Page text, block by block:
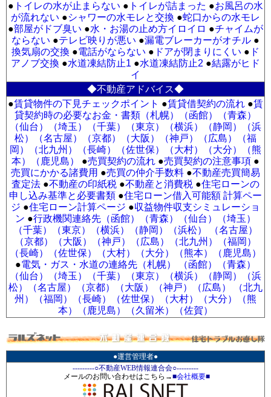
● トイレの水が止まらない ● トイレが詰まった ●お風呂の水
が流れない ●シャワーの水モレと交換 ●蛇口からの水モレ
●部屋がドブ臭い ●水・お湯の止め方イロイロ ●チャイムが
ならない ●テレビ映りが悪い ●漏電ブレーカーがオチル ●
換気扇の交換 ●電話がならない ● ドアが閉まりにくい ● ド
アノブ交換 ●水道凍結防止1 ●水道凍結防止2 ●結露がヒド
イ
◆不動産アドバイス◆
●賃貸物件の下見チェックポイント ●賃貸借契約の流れ ●賃
貸契約時の必要なお金・書類（札幌）
（函館）
（青森）
（仙台）
（埼玉） （千葉） （東京） （横浜） （静岡）
（浜
松）
（名古屋） （京都） （大阪） （神戸） （広島）
（福
岡）
（北九州） （長崎） （佐世保） （大村） （大分）
（熊
本）
（鹿児島） ●売買契約の流れ ●売買契約の注意事項 ●
売買にかかる諸費用 ●売買の仲介手数料 ●不動産売買簡易
査定法 ●不動産の印紙税 ●不動産と消費税 ●住宅ローンの
申し込み基準と必要書類 ●住宅ローン借入可能額 計算ペー
ジ ●住宅ローン計算ページ ●収益物件収支シミュレーショ
ン ●行政機関連絡先（函館） （青森） （仙台）
（埼玉）
（千葉）
（東京） （横浜） （静岡） （浜松）
（名古屋）
（京都）
（大阪） （神戸） （広島） （北九州）
（福岡）
（長崎）
（佐世保） （大村） （大分） （熊本）
（鹿児島）
●電気・ガス・水道の連絡先（札幌） （函館）
（青森）
（仙台）
（埼玉） （千葉） （東京） （横浜） （静岡）
（浜
松）
（名古屋） （京都） （大阪） （神戸） （広島）
（北九
州）
（福岡） （長崎） （佐世保） （大村） （大分）
（熊
本）
（鹿児島） （久留米） （佐賀）
●運営管理者●
---------○不動産WEB情報連合会○---------
メールのお問い合わせはこちら→■会社概要■